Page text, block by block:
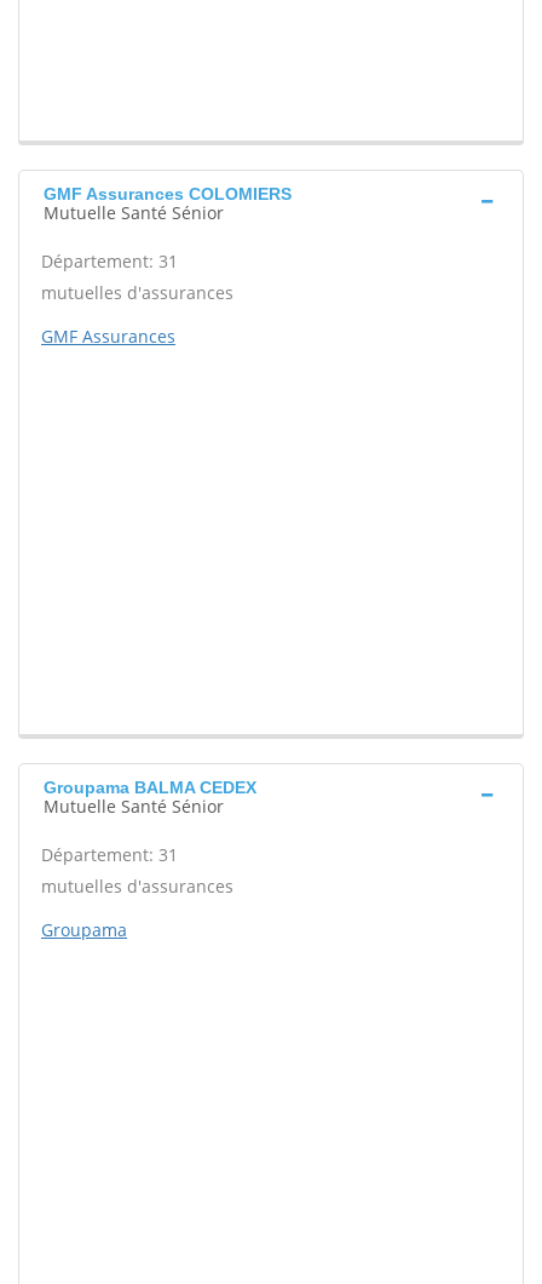
GMF Assurances COLOMIERS
Mutuelle Santé Sénior
Département: 31
mutuelles d'assurances
GMF Assurances
Groupama BALMA CEDEX
Mutuelle Santé Sénior
Département: 31
mutuelles d'assurances
Groupama